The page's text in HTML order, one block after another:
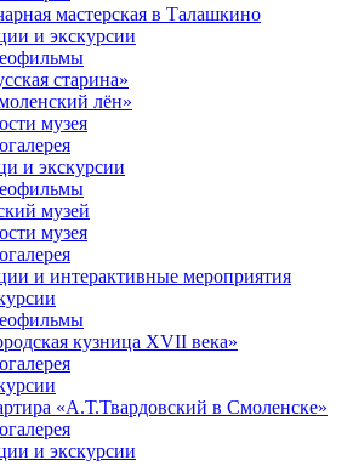
мастерская в Талашкино
и экскурсии
старина»
лён»
музея
и экскурсии
музей
музея
и интерактивные мероприятия
кузница XVII века»
«А.Т.Твардовский в Смоленске»
и экскурсии